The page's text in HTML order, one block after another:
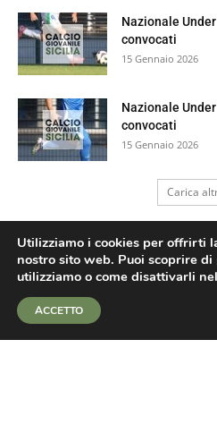
Nazionale
convocati
15 Gennaio 2026
Nazionale
convocati
15 Gennaio 2026
Carica
Utilizziamo i cookies per offrirti
nostro sito web. Puoi scoprire di
utilizziamo o come disattivarli
ACCETTO